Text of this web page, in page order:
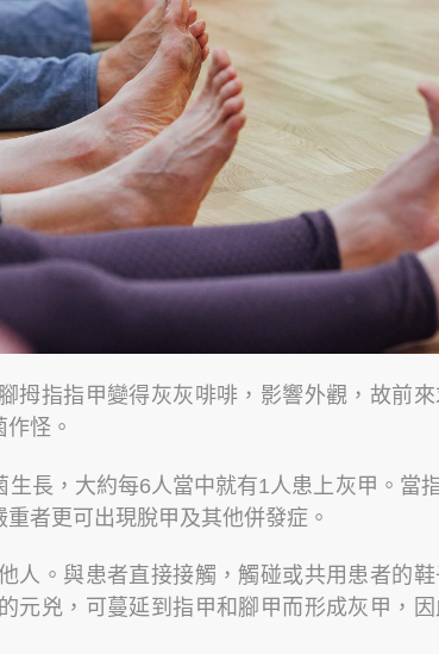
拇指指甲變得灰灰啡啡，影響外觀，故前
怪。
長，大約每6人當中就有1人患上灰甲。當
者更可出現脫甲及其他併發症。
人。與患者直接接觸，觸碰或共用患者的
元兇，可蔓延到指甲和腳甲而形成灰甲，